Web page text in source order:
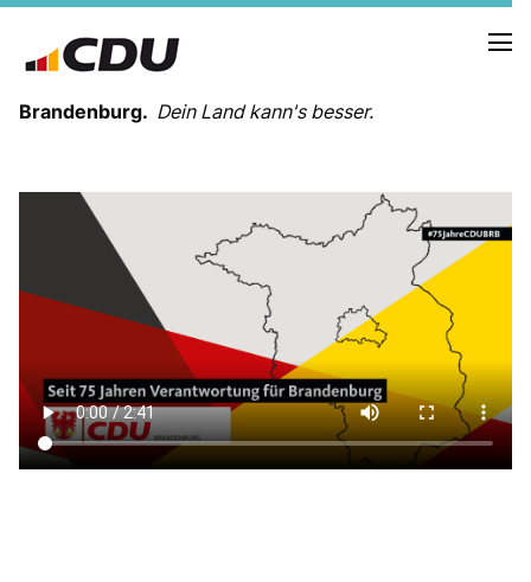
Brandenburg. Dein Land kann's besser.
MELDUNGEN
TERMINE
LANDESVORSTAND
LANDESGESCHÄFTSSTELLE
ORGANISATION
KREISVERBÄNDE
VEREINIGUNGEN UND SONDERORGANISATIONEN
LANDESFACHAUSSCHÜSSE
SATZUNG